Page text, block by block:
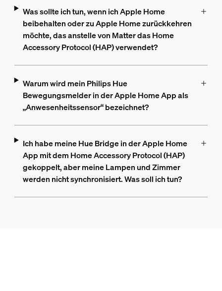
Was sollte ich tun, wenn ich Apple Home
beibehalten oder zu Apple Home zurückkehren
möchte, das anstelle von Matter das Home
Accessory Protocol (HAP) verwendet?
Warum wird mein Philips Hue
Bewegungsmelder in der Apple Home App als
„Anwesenheitssensor“ bezeichnet?
Ich habe meine Hue Bridge in der Apple Home
App mit dem Home Accessory Protocol (HAP)
gekoppelt, aber meine Lampen und Zimmer
werden nicht synchronisiert. Was soll ich tun?